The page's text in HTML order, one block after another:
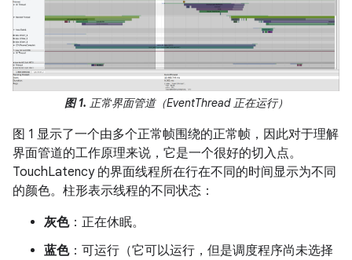
图 1. 正常界面管道（EventThread 正在运行）
图 1 显示了一个由多个正常帧围绕的正常帧，因此对于理解
界面管道的工作原理来说，它是一个很好的切入点。
TouchLatency 的界面线程所在行在不同的时间显示为不同
的颜色。柱形表示线程的不同状态：
灰色：正在休眠。
蓝色：可运行（它可以运行，但是调度程序尚未选择